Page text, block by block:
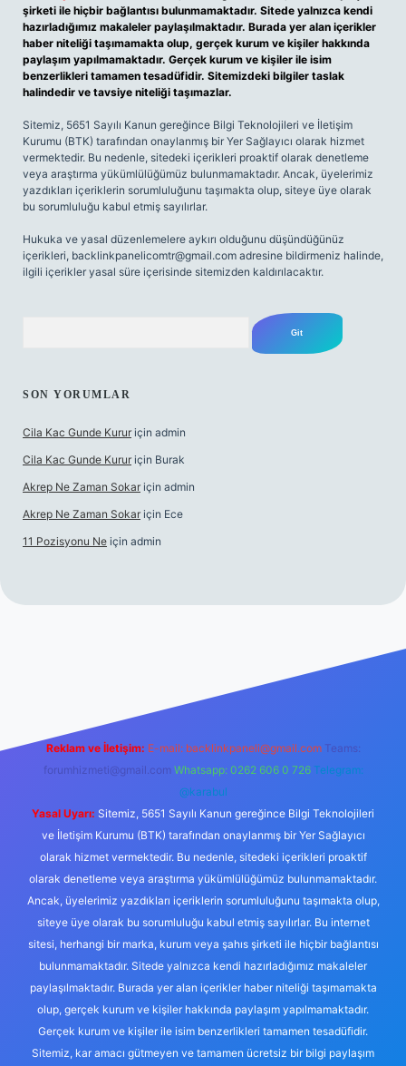
şirketi ile hiçbir bağlantısı bulunmamaktadır. Sitede yalnızca kendi
hazırladığımız makaleler paylaşılmaktadır. Burada yer alan içerikler
haber niteliği taşımamakta olup, gerçek kurum ve kişiler hakkında
paylaşım yapılmamaktadır. Gerçek kurum ve kişiler ile isim
benzerlikleri tamamen tesadüfidir. Sitemizdeki bilgiler taslak
halindedir ve tavsiye niteliği taşımazlar.
Sitemiz, 5651 Sayılı Kanun gereğince Bilgi Teknolojileri ve İletişim
Kurumu (BTK) tarafından onaylanmış bir Yer Sağlayıcı olarak hizmet
vermektedir. Bu nedenle, sitedeki içerikleri proaktif olarak denetleme
veya araştırma yükümlülüğümüz bulunmamaktadır. Ancak, üyelerimiz
yazdıkları içeriklerin sorumluluğunu taşımakta olup, siteye üye olarak
bu sorumluluğu kabul etmiş sayılırlar.
Hukuka ve yasal düzenlemelere aykırı olduğunu düşündüğünüz
içerikleri, backlinkpanelicomtr@gmail.com adresine bildirmeniz halinde,
ilgili içerikler yasal süre içerisinde sitemizden kaldırılacaktır.
SON YORUMLAR
Cila Kac Gunde Kurur için admin
Cila Kac Gunde Kurur için Burak
Akrep Ne Zaman Sokar için admin
Akrep Ne Zaman Sokar için Ece
11 Pozisyonu Ne için admin
Reklam ve İletişim: E-mail: backlinkpaneli@gmail.com Teams:
forumhizmeti@gmail.com Whatsapp: 0262 606 0 726 Telegram:
@karabul
Yasal Uyarı: Sitemiz, 5651 Sayılı Kanun gereğince Bilgi Teknolojileri
ve İletişim Kurumu (BTK) tarafından onaylanmış bir Yer Sağlayıcı
olarak hizmet vermektedir. Bu nedenle, sitedeki içerikleri proaktif
olarak denetleme veya araştırma yükümlülüğümüz bulunmamaktadır.
Ancak, üyelerimiz yazdıkları içeriklerin sorumluluğunu taşımakta olup,
siteye üye olarak bu sorumluluğu kabul etmiş sayılırlar. Bu internet
sitesi, herhangi bir marka, kurum veya şahıs şirketi ile hiçbir bağlantısı
bulunmamaktadır. Sitede yalnızca kendi hazırladığımız makaleler
paylaşılmaktadır. Burada yer alan içerikler haber niteliği taşımamakta
olup, gerçek kurum ve kişiler hakkında paylaşım yapılmamaktadır.
Gerçek kurum ve kişiler ile isim benzerlikleri tamamen tesadüfidir.
Sitemiz, kar amacı gütmeyen ve tamamen ücretsiz bir bilgi paylaşım